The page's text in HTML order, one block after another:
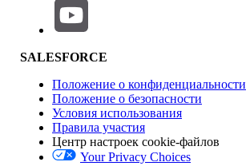
Влияние на функции
Версия
SALESFORCE
Положение о конфиденциальности
Положение о безопасности
Условия использования
Правила участия
Центр настроек cookie-файлов
Your Privacy Choices